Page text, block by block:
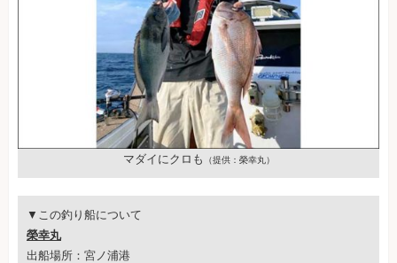
マダイにクロも （提供：榮幸丸）
▼この釣り船について
榮幸丸
出船場所：宮ノ浦港